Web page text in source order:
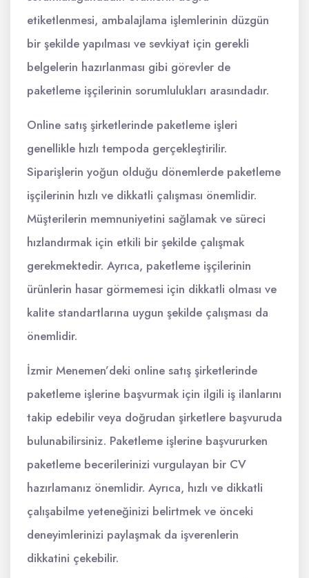
etiketlenmesi, ambalajlama işlemlerinin düzgün
bir şekilde yapılması ve sevkiyat için gerekli
belgelerin hazırlanması gibi görevler de
paketleme işçilerinin sorumlulukları arasındadır.
Online satış şirketlerinde paketleme işleri
genellikle hızlı tempoda gerçekleştirilir.
Siparişlerin yoğun olduğu dönemlerde paketleme
işçilerinin hızlı ve dikkatli çalışması önemlidir.
Müşterilerin memnuniyetini sağlamak ve süreci
hızlandırmak için etkili bir şekilde çalışmak
gerekmektedir. Ayrıca, paketleme işçilerinin
ürünlerin hasar görmemesi için dikkatli olması ve
kalite standartlarına uygun şekilde çalışması da
önemlidir.
İzmir Menemen’deki online satış şirketlerinde
paketleme işlerine başvurmak için ilgili iş ilanlarını
takip edebilir veya doğrudan şirketlere başvuruda
bulunabilirsiniz. Paketleme işlerine başvururken
paketleme becerilerinizi vurgulayan bir CV
hazırlamanız önemlidir. Ayrıca, hızlı ve dikkatli
çalışabilme yeteneğinizi belirtmek ve önceki
deneyimlerinizi paylaşmak da işverenlerin
dikkatini çekebilir.